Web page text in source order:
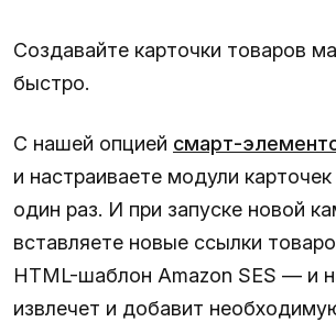
Создавайте карточки товаров
быстро.
С нашей опцией смарт-
и настраиваете модули
один раз. И при запуске новой
вставляете новые ссылки
HTML-шаблон Amazon SES — и
извлечет и добавит